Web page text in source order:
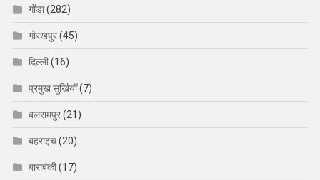
गोंडा(282)
गोरखपुर(45)
दिल्ली(16)
प्रमुख सुर्खियाँ(7)
बलरामपुर(21)
बहराइच(20)
बाराबंकी(17)